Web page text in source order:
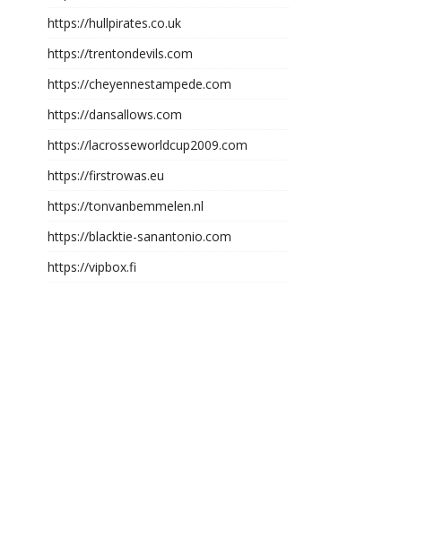
https://hullpirates.co.uk
https://trentondevils.com
https://cheyennestampede.com
https://dansallows.com
https://lacrosseworldcup2009.com
https://firstrowas.eu
https://tonvanbemmelen.nl
https://blacktie-sanantonio.com
https://vipbox.fi